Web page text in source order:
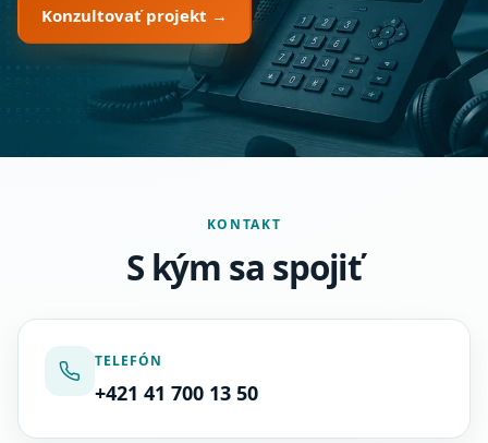
Konzultovať projekt →
KONTAKT
S kým sa spojiť
TELEFÓN
+421 41 700 13 50